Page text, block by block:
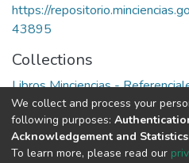
https://
43895
Collections
Libros Minciencias -
Full item page
We collect and process your
following purposes:
Acknowledgement and Statistics
To learn more, please read our